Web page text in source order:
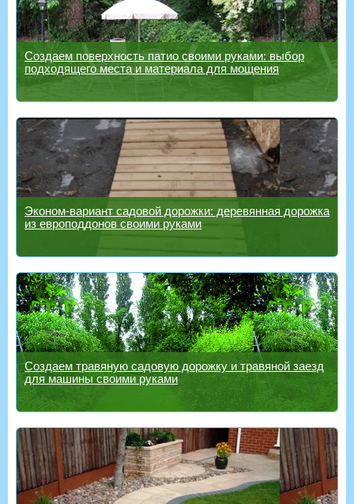
Создаем поверхность патио своими руками: выбор
подходящего места и материала для мощения
Эконом-вариант садовой дорожки: деревянная дорожка
из европоддонов своими руками
Создаем травяную садовую дорожку и травяной заезд
для машины своими руками